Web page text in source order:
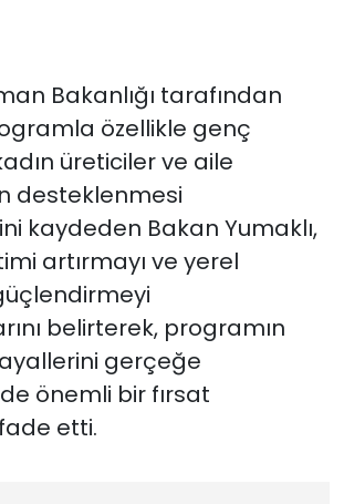
Bakanlığı tarafından
özellikle genç
üreticiler ve aile
desteklenmesi
kaydeden Bakan Yumaklı,
artırmayı ve yerel
belirterek, programın
gerçeğe
önemli bir fırsat
etti.